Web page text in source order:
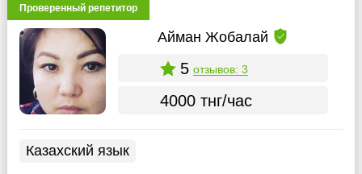
Проверенный репетитор
Айман Жобалай
5 отзывов: 3
4000 тнг/час
Казахский язык